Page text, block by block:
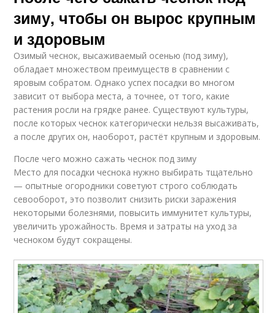
зиму, чтобы он вырос крупным
и здоровым
Озимый чеснок, высаживаемый осенью (под зиму),
обладает множеством преимуществ в сравнении с
яровым собратом. Однако успех посадки во многом
зависит от выбора места, а точнее, от того, какие
растения росли на грядке ранее. Существуют культуры,
после которых чеснок категорически нельзя высаживать,
а после других он, наоборот, растёт крупным и здоровым.
После чего можно сажать чеснок под зиму
Место для посадки чеснока нужно выбирать тщательно
— опытные огородники советуют строго соблюдать
севооборот, это позволит снизить риски заражения
некоторыми болезнями, повысить иммунитет культуры,
увеличить урожайность. Время и затраты на уход за
чесноком будут сокращены.